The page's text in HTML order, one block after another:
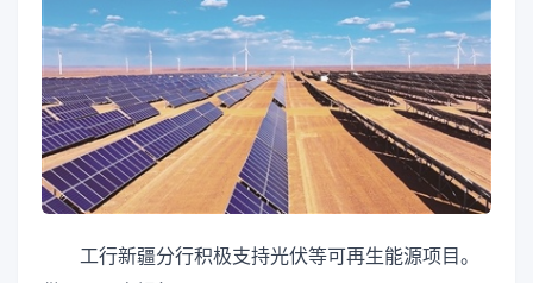
工行新疆分行积极支持光伏等可再生能源项目。